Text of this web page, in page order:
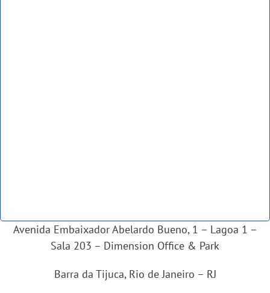
Avenida Embaixador Abelardo Bueno, 1 – Lagoa 1 –
Sala 203 – Dimension Office & Park
Barra da Tijuca, Rio de Janeiro – RJ